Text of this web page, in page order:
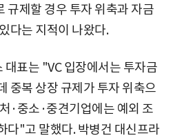
규제할 경우 투자 위축과 자금
다는 지적이 나왔다.
표는 "VC 입장에서는 투자금
중복 상장 규제가 투자 위축으
·중소·중견기업에는 예외 조
다"고 말했다. 박병건 대신프라